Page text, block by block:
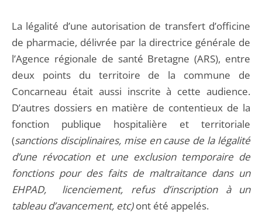
La légalité d’une autorisation de transfert d’officine
de pharmacie, délivrée par la directrice générale de
l’Agence régionale de santé Bretagne (ARS), entre
deux points du territoire de la commune de
Concarneau était aussi inscrite à cette audience.
D’autres dossiers en matière de contentieux de la
fonction publique hospitalière et territoriale
(sanctions disciplinaires, mise en cause de la légalité
d’une révocation et une exclusion temporaire de
fonctions pour des faits de maltraitance dans un
EHPAD, licenciement, refus d’inscription à un
tableau d’avancement, etc)ont été appelés.